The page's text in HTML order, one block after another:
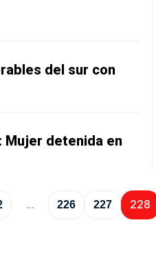
del sur con
Mujer detenida en
… 226 227 228